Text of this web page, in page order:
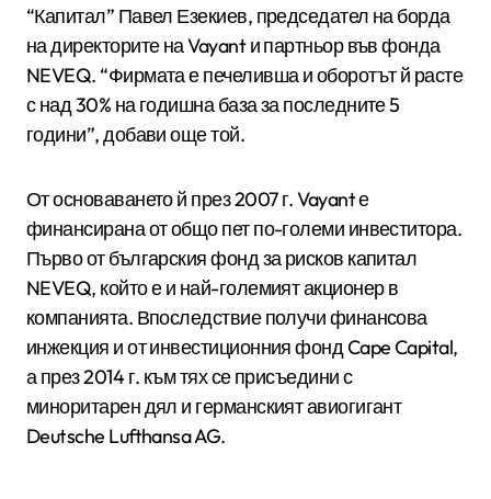
“Капитал” Павел Езекиев, председател на борда
на директорите на Vayant и партньор във фонда
NEVEQ. “Фирмата е печеливша и оборотът й расте
с над 30% на годишна база за последните 5
години”, добави още той.
От основаването й през 2007 г. Vayant е
финансирана от общо пет по-големи инвеститора.
Първо от българския фонд за рисков капитал
NEVEQ, който е и най-големият акционер в
компанията. Впоследствие получи финансова
инжекция и от инвестиционния фонд Cape Capital,
а през 2014 г. към тях се присъедини с
миноритарен дял и германският авиогигант
Deutsche Lufthansa AG.